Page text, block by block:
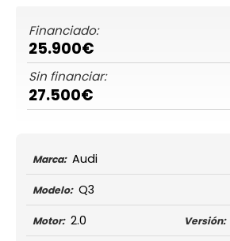
Financiado:
25.900€
Sin financiar:
27.500€
Marca: Audi
Modelo: Q3
Motor: 2.0 Versión: